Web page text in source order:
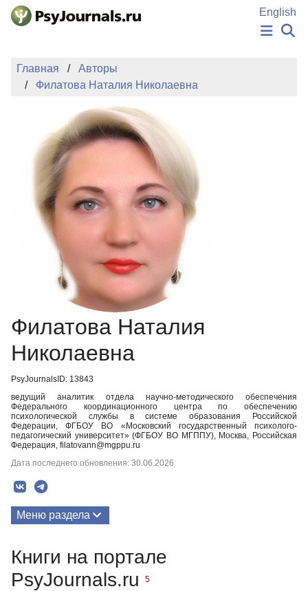
Перейти к основному содержанию
English
ИЗДАНИЯ
ПОДАТЬ РУКОПИСЬ
БАЗА ЗНАНИЙ
КЛЮЧЕВЫЕ СЛОВА
Регистрация
Главная
Авторы
Филатова Наталия Николаевна
Филатова Наталия
Николаевна
PsyJournalsID: 13843
ведущий аналитик отдела научно-методического обеспечения
Федерального координационного центра по обеспечению
психологической службы в системе образования Российской
Федерации, ФГБОУ ВО «Московский государственный психолого-
педагогический университет» (ФГБОУ ВО МГППУ), Москва, Российская
Федерация, filatovann@mgppu.ru
Дата последнего обновления: 30.06.2026
Меню раздела
Книги на портале
PsyJournals.ru
5